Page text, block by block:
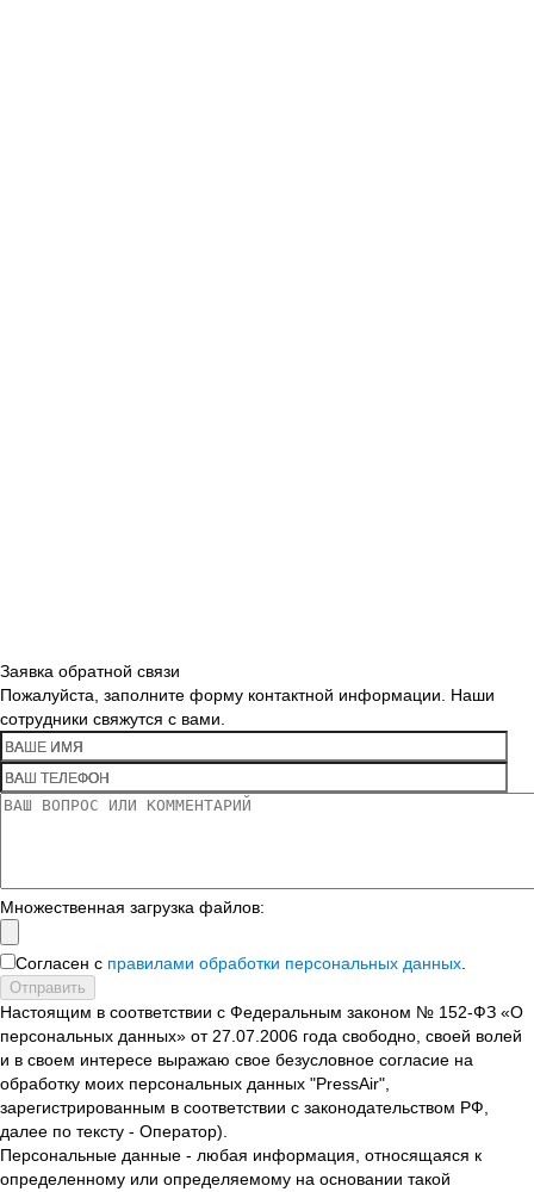
Заявка обратной связи
Пожалуйста, заполните форму контактной информации. Наши
сотрудники свяжутся с вами.
Множественная загрузка файлов:
Согласен с правилами обработки персональных данных
Отправить
Настоящим в соответствии с Федеральным законом № 152-ФЗ «О
персональных данных» от 27.07.2006 года свободно, своей волей
и в своем интересе выражаю свое безусловное согласие на
обработку моих персональных данных "PressAir",
зарегистрированным в соответствии с законодательством РФ,
далее по тексту - Оператор).
Персональные данные - любая информация, относящаяся к
определенному или определяемому на основании такой